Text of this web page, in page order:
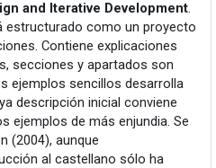
and Iterative Development.
estructurado como un proyecto
Contiene explicaciones
secciones y apartados son
ejemplos sencillos desarrolla
descripción inicial conviene
ejemplos de más enjundia. Se
(2004), aunque
al castellano sólo ha